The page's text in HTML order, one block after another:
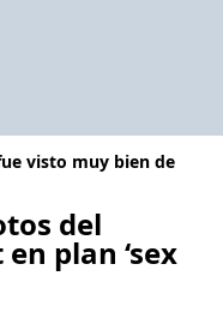
visto muy bien de
del
plan ‘sex